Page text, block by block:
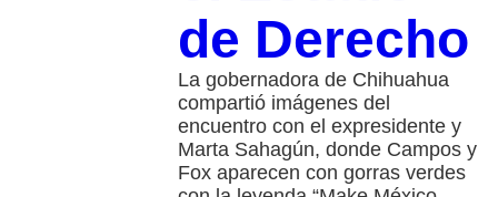
de Derecho
La gobernadora de Chihuahua
compartió imágenes del
encuentro con el expresidente y
Marta Sahagún, donde Campos y
Fox aparecen con gorras verdes